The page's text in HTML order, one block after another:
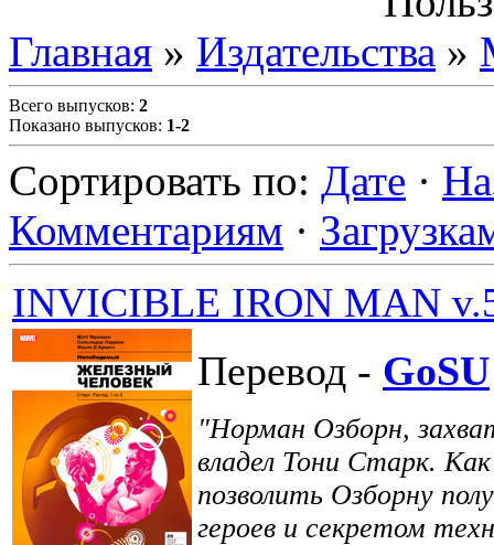
Главная » Издательства »
Всего выпусков: 2
Показано выпусков: 1-2
Сортировать по: Дате ·
Комментариям ·
INVICIBLE IRON MAN
Перевод - GoSU
"Норман Озборн,
владел Тони Старк.
позволить Озборну
героев и секретом